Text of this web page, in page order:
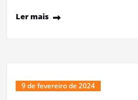
Ler mais
9 de fevereiro de 2024